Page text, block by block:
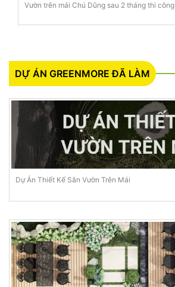
Vườn trên mái Chú Dũng sau 2 tháng thi công
DỰ ÁN GREENMORE ĐÃ LÀM
Dự Án Thiết Kế Sân Vườn Trên Mái